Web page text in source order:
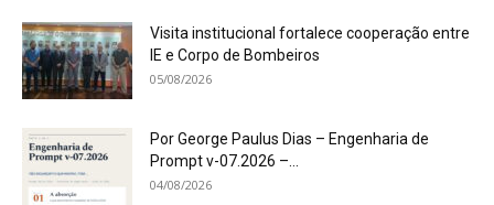
Visita institucional fortalece cooperação entre
IE e Corpo de Bombeiros
05/08/2026
Por George Paulus Dias – Engenharia de
Prompt v-07.2026 –...
04/08/2026